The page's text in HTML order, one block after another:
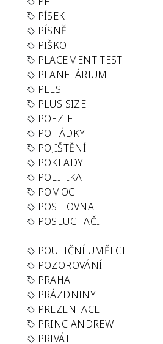
PÍSEK
PÍSNĚ
PIŠKOT
PLACEMENT TEST
PLANETÁRIUM
PLES
PLUS SIZE
POEZIE
POHÁDKY
POJIŠTĚNÍ
POKLADY
POLITIKA
POMOC
POSILOVNA
POSLUCHAČI
POULIČNÍ UMĚLCI
POZOROVÁNÍ
PRAHA
PRÁZDNINY
PREZENTACE
PRINC ANDREW
PRIVÁT